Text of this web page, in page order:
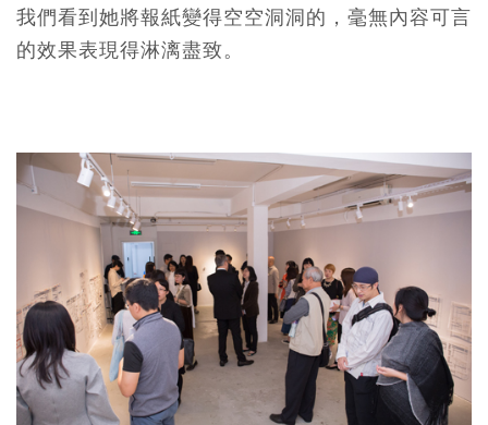
我們看到她將報紙變得空空洞洞的，毫無內容可言
的效果表現得淋漓盡致。